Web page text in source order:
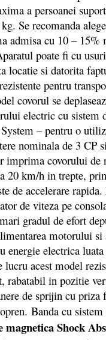
a persoanei
Se recomanda
admisa cu 10 – 15%
poate fi cu
locatie si datorita
pentru
covorul se
electric cu sistem
– pentru o
nominala de 3 CP
imprima covorului de
20 km/h in trepte,
de accelerare
de viteza pe
gradul de efort
motorului
energie electrica
acest model
rabatabil in pozitie
de sprijin cu priza
Banda cu sistem
Shock